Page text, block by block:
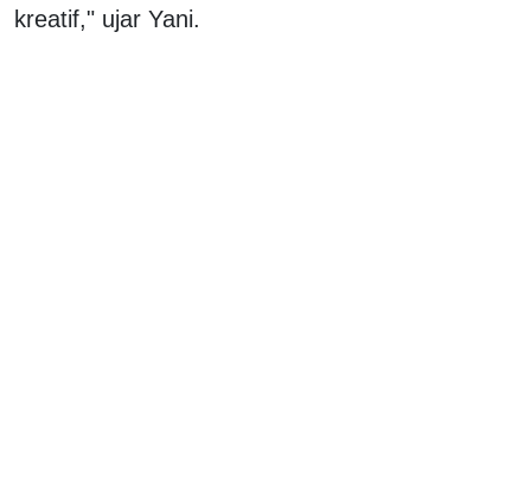
kreatif," ujar Yani.